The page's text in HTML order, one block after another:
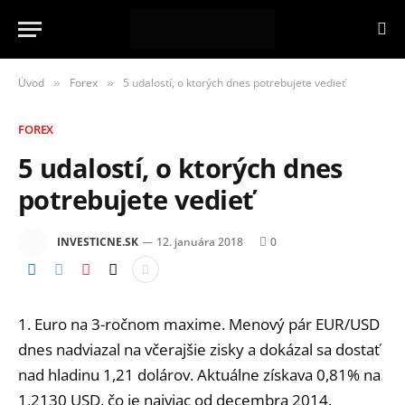
Úvod » Forex » 5 udalostí, o ktorých dnes potrebujete vedieť
FOREX
5 udalostí, o ktorých dnes
potrebujete vedieť
INVESTICNE.SK 12. januára 2018 0
1. Euro na 3-ročnom maxime. Menový pár EUR/USD
dnes nadviazal na včerajšie zisky a dokázal sa dostať
nad hladinu 1,21 dolárov. Aktuálne získava 0,81% na
1,2130 USD, čo je najviac od decembra 2014.